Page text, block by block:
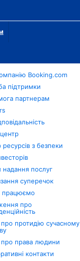
Booking.com
підтримки
партнерам
з безпеки
надання послуг
суперечок
працюємо
про
про протидію сучасному
про права людини
контакти